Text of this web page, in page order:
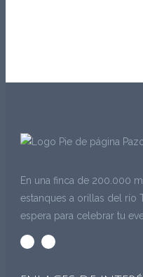
En una finca de 200.000
estanques a orillas del río
espera para celebrar tu